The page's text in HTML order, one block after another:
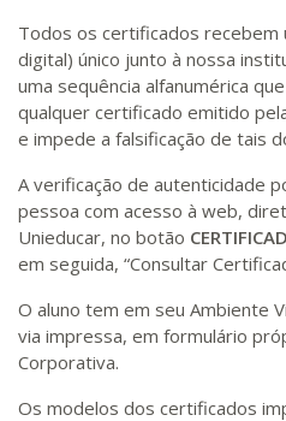
Todos os certificados recebem
digital) único junto à nossa
uma sequência alfanumérica
qualquer certificado emitido
e impede a falsificação de tais
A verificação de autenticidade
pessoa com acesso à web,
Unieducar, no botão
em seguida, “Consultar
O aluno tem em seu Ambiente
via impressa, em formulário
Corporativa.
Os modelos dos certificados